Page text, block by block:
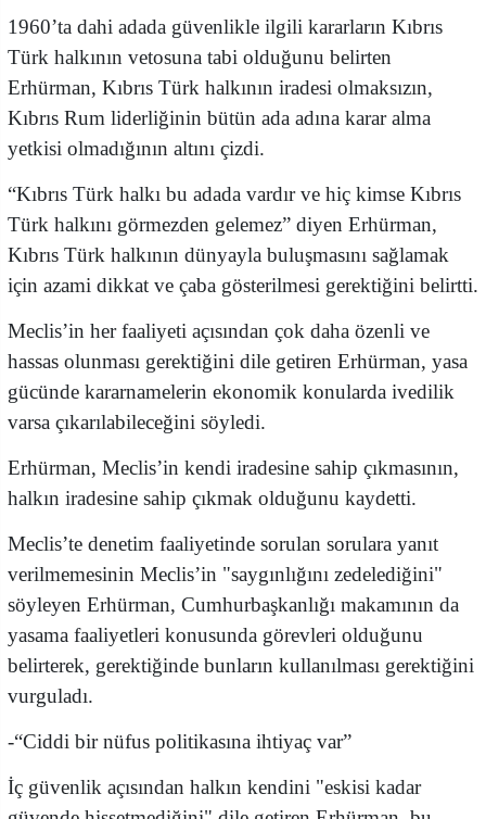
1960’ta dahi adada güvenlikle ilgili kararların Kıbrıs
Türk halkının vetosuna tabi olduğunu belirten
Erhürman, Kıbrıs Türk halkının iradesi olmaksızın,
Kıbrıs Rum liderliğinin bütün ada adına karar alma
yetkisi olmadığının altını çizdi.
“Kıbrıs Türk halkı bu adada vardır ve hiç kimse Kıbrıs
Türk halkını görmezden gelemez” diyen Erhürman,
Kıbrıs Türk halkının dünyayla buluşmasını sağlamak
için azami dikkat ve çaba gösterilmesi gerektiğini belirtti.
Meclis’in her faaliyeti açısından çok daha özenli ve
hassas olunması gerektiğini dile getiren Erhürman, yasa
gücünde kararnamelerin ekonomik konularda ivedilik
varsa çıkarılabileceğini söyledi.
Erhürman, Meclis’in kendi iradesine sahip çıkmasının,
halkın iradesine sahip çıkmak olduğunu kaydetti.
Meclis’te denetim faaliyetinde sorulan sorulara yanıt
verilmemesinin Meclis’in "saygınlığını zedelediğini"
söyleyen Erhürman, Cumhurbaşkanlığı makamının da
yasama faaliyetleri konusunda görevleri olduğunu
belirterek, gerektiğinde bunların kullanılması gerektiğini
vurguladı.
-“Ciddi bir nüfus politikasına ihtiyaç var”
İç güvenlik açısından halkın kendini "eskisi kadar